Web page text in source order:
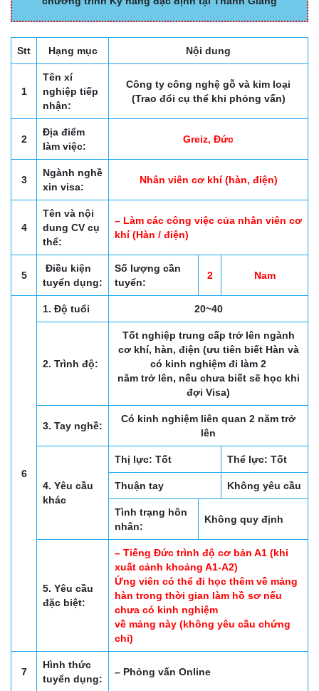
Stt Hạng mục Nội dung
1
Tên xí
nghiệp tiếp
nhận:
Công ty công nghệ gỗ và kim loại
(Trao đổi cụ thể khi phỏng vấn)
2
Địa điểm
làm việc:
Greiz, Đức
3
Ngành nghề
xin visa:
Nhân viên cơ khí (hàn, điện)
4
Tên và nội
dung CV cụ
thể:
– Làm các công việc của nhân viên cơ
khí (Hàn / điện)
5
Điều kiện
tuyển dụng:
Số lượng cần
tuyển:
2 Nam
6
1. Độ tuổi 20~40
2. Trình độ:
Tốt nghiệp trung cấp trở lên ngành
cơ khí, hàn, điện (ưu tiên biết Hàn và
có kinh nghiệm đi làm 2
năm trở lên, nếu chưa biết sẽ học khi
đợi Visa)
3. Tay nghề:
Có kinh nghiệm liên quan 2 năm trở
lên
4. Yêu cầu
khác
Thị lực: Tốt Thể lực: Tốt
Thuận tay Không yêu cầu
Tình trạng hôn
nhân:
Không quy định
5. Yêu cầu
đặc biệt:
– Tiếng Đức trình độ cơ bản A1 (khi
xuất cảnh khoảng A1-A2)
Ứng viên có thể đi học thêm về mảng
hàn trong thời gian làm hồ sơ nếu
chưa có kinh nghiệm
về mảng này (không yêu cầu chứng
chỉ)
7
Hình thức
tuyển dụng:
– Phỏng vấn Online